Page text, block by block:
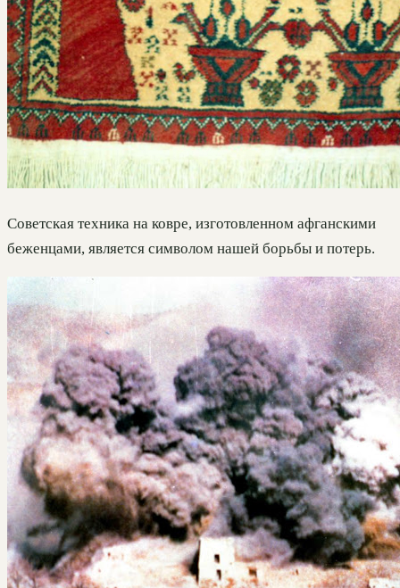
Советская техника на ковре, изготовленном афганскими
беженцами, является символом нашей борьбы и потерь.